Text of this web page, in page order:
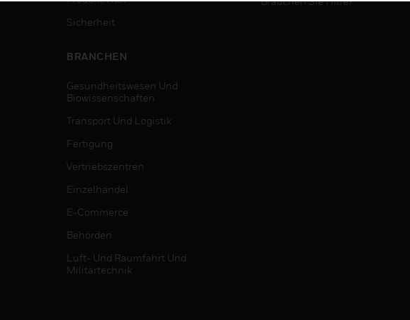
Sicherheit
BRANCHEN
Gesundheitswesen Und
Biowissenschaften
Transport Und Logistik
Fertigung
Vertriebszentren
Einzelhandel
E-Commerce
Behörden
Luft- Und Raumfahrt Und
Militärtechnik